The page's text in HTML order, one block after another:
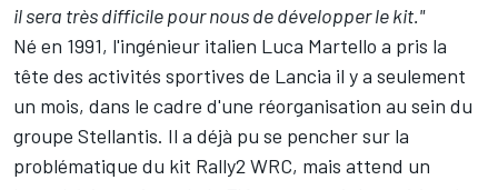
il sera très difficile pour nous de développer le kit."
Né en 1991, l'ingénieur italien Luca Martello a pris la
tête des activités sportives de Lancia il y a seulement
un mois, dans le cadre d'une réorganisation au sein du
groupe Stellantis. Il a déjà pu se pencher sur la
problématique du kit Rally2 WRC, mais attend un